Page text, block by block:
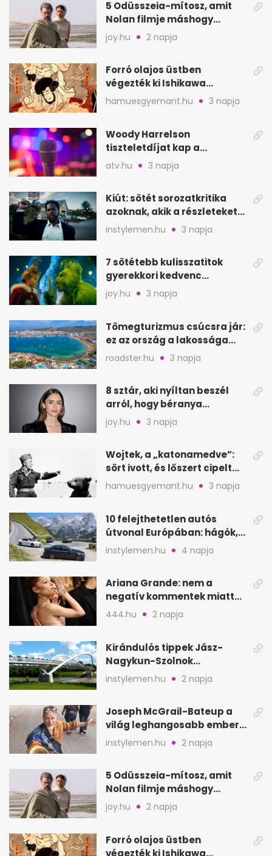
5 Odüsszeia-mítosz, amit
Nolan filmje máshogy
mutat, mint Homérosz
joy.hu 2 napja
Forró olajos üstben
végezték ki Ishikawa
Goemont, Japán Robin
Hoodját
hamuesgyemant.hu 3 napja
Woody Harrelson
tiszteletdíjat kap a
Szarajevói Filmfesztiválon
atv.hu 3 napja
Kiút: sötét sorozatkritika
azoknak, akik a részleteket
keresik
instylemen.hu 3 napja
7 sötétebb kulisszatitok
gyerekkori kedvenc
filmjeinkről a Joy szerint
joy.hu 3 napja
Tömegturizmus csúcsra jár:
ez az ország a lakossága
kétszeresét fogadja
roadster.hu 3 napja
8 sztár, aki nyíltan beszél
arról, hogy béranya
segítette a családalapítást
joy.hu 3 napja
Wojtek, a „katonamedve”:
sört ivott, és lőszert cipelt
Monte Cassinónál
hamuesgyemant.hu 3 napja
10 felejthetetlen autós
útvonal Európában: hágók,
partok, fjordok
instylemen.hu 4 napja
Ariana Grande: nem a
negatív kommentek miatt
vonul vissza
444.hu 2 napja
Kirándulós tippek Jász-
Nagykun-Szolnok
megyében: 6 kihagyhatatlan
hely
instylemen.hu 2 napja
Joseph McGrail-Bateup a
világ leghangosabb embere
lett Ausztráliából
instylemen.hu 2 napja
5 Odüsszeia-mítosz, amit
Nolan filmje máshogy
mutat, mint Homérosz
joy.hu 2 napja
Forró olajos üstben
végezték ki Ishikawa